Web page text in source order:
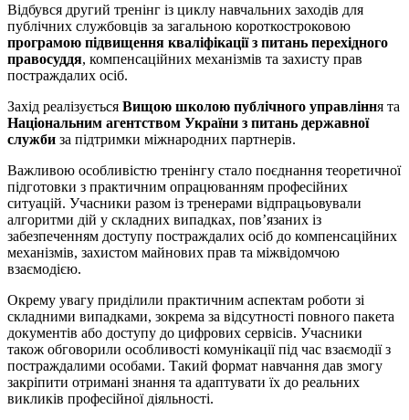
Відбувся другий тренінг із циклу навчальних заходів для
публічних службовців за загальною короткостроковою
програмою підвищення кваліфікації з питань перехідного
правосуддя, компенсаційних механізмів та захисту прав
постраждалих осіб.
Захід реалізується Вищою школою публічного управління та
Національним агентством України з питань державної
служби за підтримки міжнародних партнерів.
Важливою особливістю тренінгу стало поєднання теоретичної
підготовки з практичним опрацюванням професійних
ситуацій. Учасники разом із тренерами відпрацьовували
алгоритми дій у складних випадках, пов’язаних із
забезпеченням доступу постраждалих осіб до компенсаційних
механізмів, захистом майнових прав та міжвідомчою
взаємодією.
Окрему увагу приділили практичним аспектам роботи зі
складними випадками, зокрема за відсутності повного пакета
документів або доступу до цифрових сервісів. Учасники
також обговорили особливості комунікації під час взаємодії з
постраждалими особами. Такий формат навчання дав змогу
закріпити отримані знання та адаптувати їх до реальних
викликів професійної діяльності.